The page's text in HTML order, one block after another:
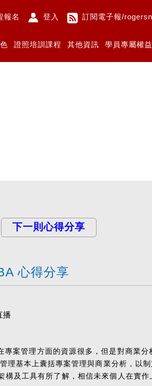
學員專屬權益
其他資訊
證照培訓課程
訂閱電子報/
登入
報名
下一則心得分享
心得分享
播
案管理方面的資源很多，但是對商業
理基本上囊括專案管理與商業分析，以
及工具有所了解，相信未來個人在實